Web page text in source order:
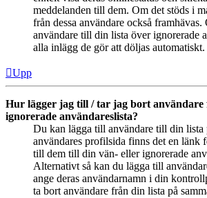
meddelanden till dem. Om det stöds i
från dessa användare också
användare till din lista över ignorerade
alla inlägg de gör att döljas automatiskt.
Upp
Hur lägger jag till / tar jag bort användare
ignorerade användareslista?
Du kan lägga till användare till din lista
användares profilsida finns det en länk
till dem till din vän- eller ignorerade
Alternativt så kan du lägga till
ange deras användarnamn i din
ta bort användare från din lista på